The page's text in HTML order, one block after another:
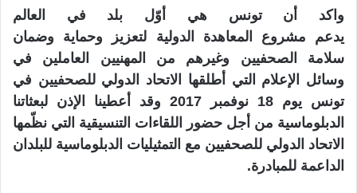
واكد أن تونس هي أوّل بلد في العالم
يدعم مشروع المعاهدة الدولية لتعزيز وحماية وضمان
سلامة الصحفيين وغيرهم من المهنيين العاملين في
وسائل الإعلام التي أطلقها الاتحاد الدولي للصحفيين في
تونس يوم 18 نوفمبر 2017 وقد أعطينا الإذن لبعثاتنا
الدبلوماسية من أجل حضور اللقاءات التنسيقية التي نظّمها
الاتحاد الدولي للصحفيين مع التمثيليات الدبلوماسية للبلدان
الداعمة للمبادرة.